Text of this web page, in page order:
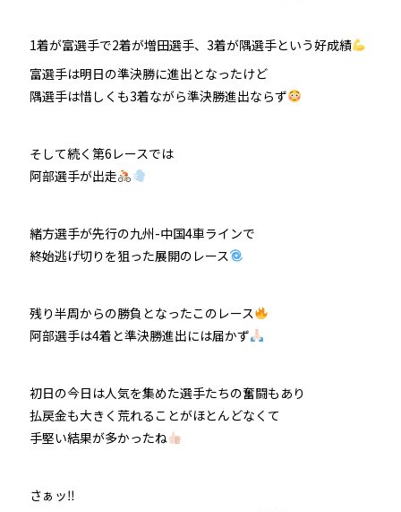
1着が富選手で2着が増田選手、3着が隅選手という好成績
富選手は明日の準決勝に進出となったけど
隅選手は惜しくも3着ながら準決勝進出ならず
そして続く第6レースでは
阿部選手が出走
緒方選手が先行の九州-中国4車ラインで
終始逃げ切りを狙った展開のレース
残り半周からの勝負となったこのレース
阿部選手は4着と準決勝進出には届かず
初日の今日は人気を集めた選手たちの奮闘もあり
払戻金も大きく荒れることがほとんどなくて
手堅い結果が多かったね
さぁッ‼